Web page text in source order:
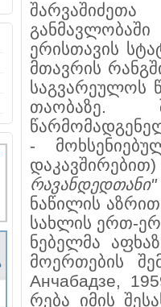
ერისთავის
მთავრის
საგ­ვა­რე­უ­ლოს
თაობაზე.
-
რავანდედთანი"
ნაწილის
სა­ხ­ლის ერთ-
ნე­ბელმა
მოერთების
Анчабадзе,
რება იმის